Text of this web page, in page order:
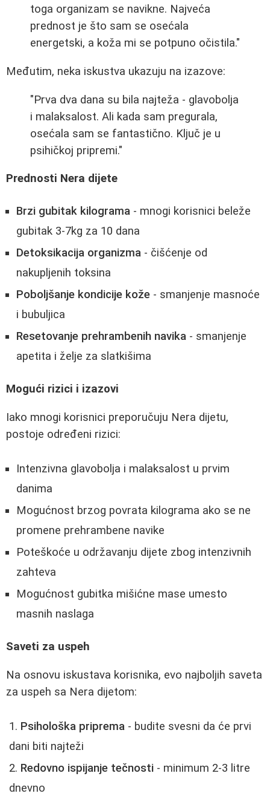
toga organizam se navikne. Najveća
prednost je što sam se osećala
energetski, a koža mi se potpuno očistila."
Međutim, neka iskustva ukazuju na izazove:
"Prva dva dana su bila najteža - glavobolja
i malaksalost. Ali kada sam pregurala,
osećala sam se fantastično. Ključ je u
psihičkoj pripremi."
Prednosti Nera dijete
Brzi gubitak kilograma - mnogi korisnici beleže
gubitak 3-7kg za 10 dana
Detoksikacija organizma - čišćenje od
nakupljenih toksina
Poboljšanje kondicije kože - smanjenje masnoće
i bubuljica
Resetovanje prehrambenih navika - smanjenje
apetita i želje za slatkišima
Mogući rizici i izazovi
Iako mnogi korisnici preporučuju Nera dijetu,
postoje određeni rizici:
Intenzivna glavobolja i malaksalost u prvim
danima
Mogućnost brzog povrata kilograma ako se ne
promene prehrambene navike
Poteškoće u održavanju dijete zbog intenzivnih
zahteva
Mogućnost gubitka mišićne mase umesto
masnih naslaga
Saveti za uspeh
Na osnovu iskustava korisnika, evo najboljih saveta
za uspeh sa Nera dijetom:
Psihološka priprema - budite svesni da će prvi
dani biti najteži
Redovno ispijanje tečnosti - minimum 2-3 litre
dnevno